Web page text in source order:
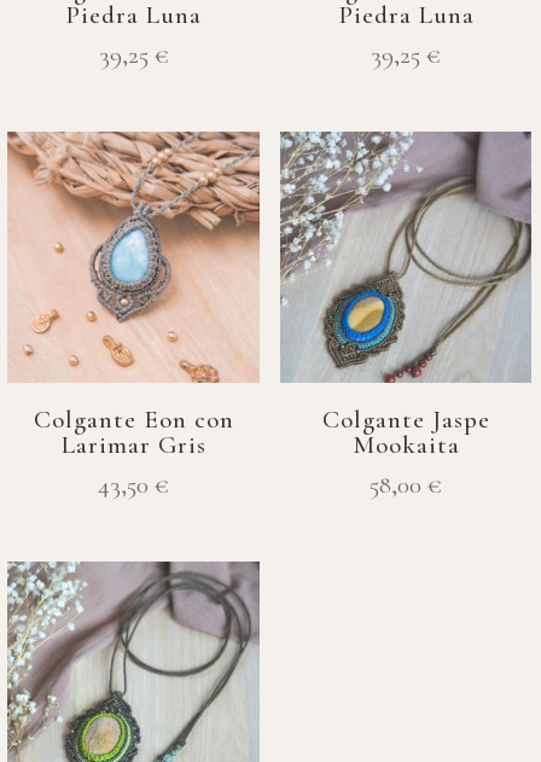
Piedra Luna
39,25 €
Piedra Luna
39,25€
Colgante Eon con
Larimar Gris
43,50€
Colgante Jaspe
Mookaita
58,00€